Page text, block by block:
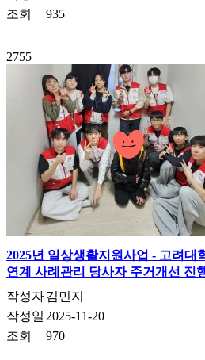
조회
935
2755
2025년 일상생활지원사업 - 고려대
연계 사례관리 당사자 주거개선 진
작성자김민지
작성일 2025-11-20
조회
970